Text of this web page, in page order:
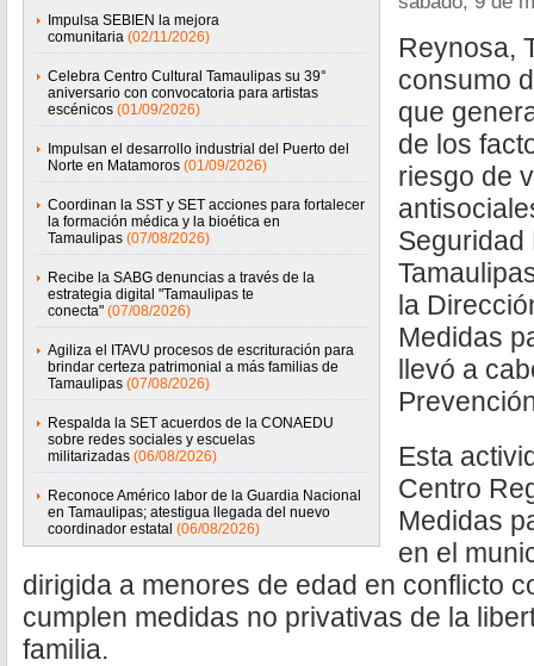
Impulsa SEBIEN la mejora
comunitaria (02/11/2026)
Celebra Centro Cultural Tamaulipas su 39°
aniversario con convocatoria para artistas
escénicos (01/09/2026)
Impulsan el desarrollo industrial del Puerto del
Norte en Matamoros (01/09/2026)
Coordinan la SST y SET acciones para fortalecer
la formación médica y la bioética en
Tamaulipas (07/08/2026)
Recibe la SABG denuncias a través de la
estrategia digital "Tamaulipas te
conecta" (07/08/2026)
Agiliza el ITAVU procesos de escrituración para
brindar certeza patrimonial a más familias de
Tamaulipas (07/08/2026)
Respalda la SET acuerdos de la CONAEDU
sobre redes sociales y escuelas
militarizadas (06/08/2026)
Reconoce Américo labor de la Guardia Nacional
en Tamaulipas; atestigua llegada del nuevo
coordinador estatal (06/08/2026)
Reynosa,
consumo
que
de los
riesgo de
Seguridad
la
Medidas
llevó a
Esta
Centro
Medidas
en el
dirigida a menores de edad en conflicto
cumplen medidas no privativas de la
familia.